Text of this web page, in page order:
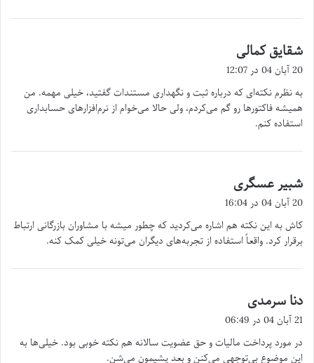
شقایق کمالی
ف
:
20 آبان 04 در 12:07
به نظرم نکته‌ای که درباره ثبت و نگهداری مستندات گفتید، خیلی مهمه. من
همیشه فاکتورها رو گم می‌کردم، ولی حالا می‌خوام از نرم‌افزارهای حسابداری
استفاده کنم.
شبیر عسگری
ف
:
20 آبان 04 در 16:04
کاش به این نکته هم اشاره می‌کردید که چطور میشه با مشاوران بازرگانی ارتباط
برقرار کرد. واقعاً استفاده از تجربه‌های دیگران می‌تونه خیلی کمک کنه.
دنا سرمدی
ف
:
21 آبان 04 در 06:49
در مورد پرداخت مالیات و حق عضویت سالانه هم نکته خوبی بود. خیلی‌ها به
این موضوع بی‌توجهی می‌کنن و بعد پشیمون می‌شن.